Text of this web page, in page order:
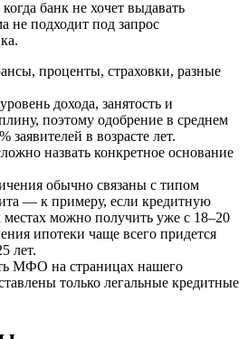
банк не хочет выдавать
не подходит под запрос
проценты, страховки, разные
дохода, занятость и
поэтому одобрение в среднем
заявителей в возрасте лет.
назвать конкретное основание
обычно связаны с типом
— к примеру, если кредитную
местах можно получить уже с 18–20
ипотеки чаще всего придется
лет.
МФО на страницах нашего
только легальные кредитные